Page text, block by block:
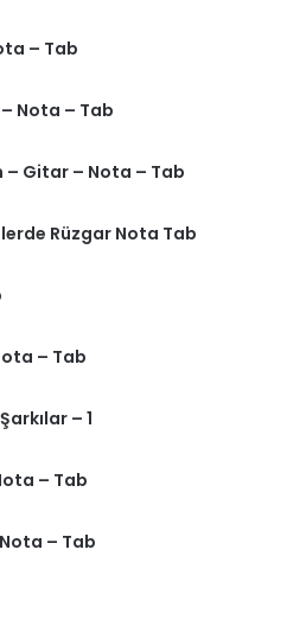
– Tab
Nota – Tab
– Gitar – Nota – Tab
Rüzgar Nota Tab
– Tab
– 1
– Tab
– Tab